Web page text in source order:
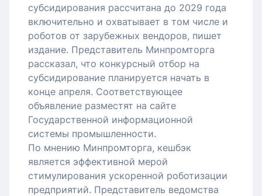
субсидирования рассчитана до 2029 года
включительно и охватывает в том числе и
роботов от зарубежных вендоров, пишет
издание. Представитель Минпромторга
рассказал, что конкурсный отбор на
субсидирование планируется начать в
конце апреля. Соответствующее
объявление разместят на сайте
Государственной информационной
системы промышленности.
По мнению Минпромторга, кешбэк
является эффективной мерой
стимулирования ускоренной роботизации
предприятий. Представитель ведомства